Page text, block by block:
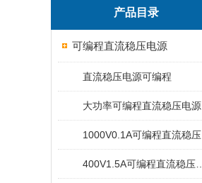
产品目录
可编程直流稳压电源
直流稳压电源可编程
大功率可编程直流稳压电源